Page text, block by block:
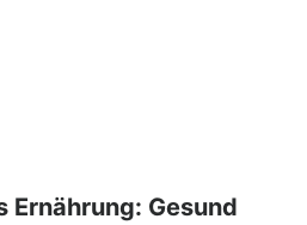
Ernährung: Gesund